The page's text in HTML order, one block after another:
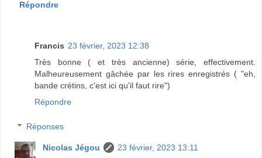
Répondre
Francis 23 février, 2023 12:38
Très bonne ( et très ancienne) série, effectivement.
Malheureusement gâchée par les rires enregistrés ( "eh,
bande crétins, c'est ici qu'il faut rire")
Répondre
Réponses
Nicolas Jégou
23 février, 2023 13:11